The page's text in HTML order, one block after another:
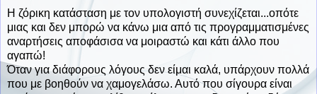
Η ζόρικη κατάσταση με τον υπολογιστή συνεχίζεται...οπότε
μιας και δεν μπορώ να κάνω μια από τις προγραμματισμένες
αναρτήσεις αποφάσισα να μοιραστώ και κάτι άλλο που
αγαπώ!
Όταν για διάφορους λόγους δεν είμαι καλά, υπάρχουν πολλά
που με βοηθούν να χαμογελάσω. Αυτό που σίγουρα είναι